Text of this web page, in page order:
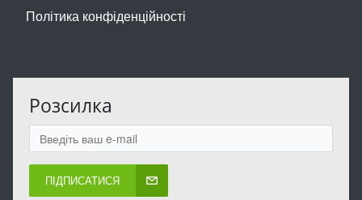
Політика конфіденційності
Розсилка
ПІДПИСАТИСЯ